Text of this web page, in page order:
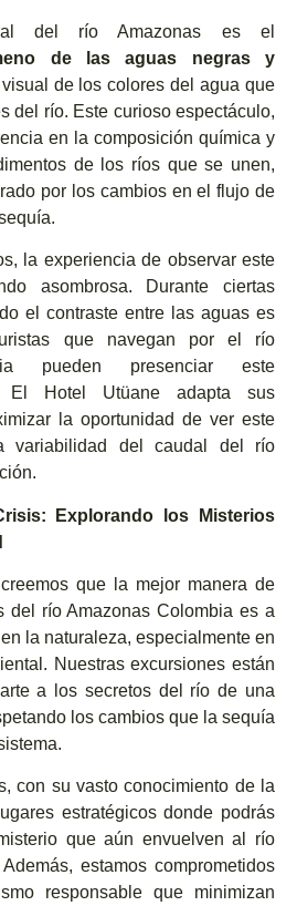
del río Amazonas es el
de las aguas negras y
de los colores del agua que
del río. Este curioso espectáculo,
en la composición química y
de los ríos que se unen,
por los cambios en el flujo de
la experiencia de observar este
asombrosa. Durante ciertas
el contraste entre las aguas es
que navegan por el río
pueden presenciar este
El Hotel Utüane adapta sus
la oportunidad de ver este
variabilidad del caudal del río
Explorando los Misterios
que la mejor manera de
del río Amazonas Colombia es a
la naturaleza, especialmente en
Nuestras excursiones están
a los secretos del río de una
los cambios que la sequía
con su vasto conocimiento de la
estratégicos donde podrás
que aún envuelven al río
estamos comprometidos
responsable que minimizan